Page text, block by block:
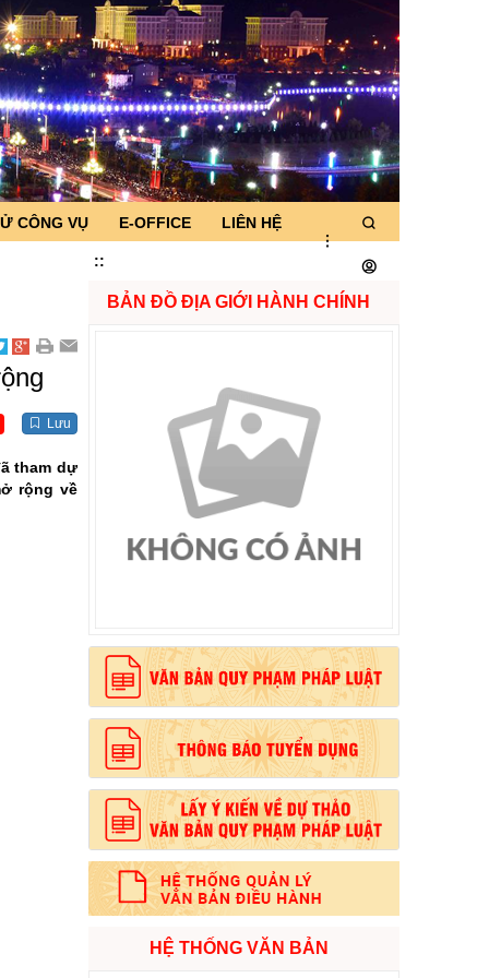
cách Hồ Chí Minh”
CÔNG VỤ E-OFFICE LIÊN HỆ
::
Lưu
tham dự
rộng về
BẢN ĐỒ ĐỊA GIỚI HÀNH CHÍNH
HỆ THỐNG VĂN BẢN